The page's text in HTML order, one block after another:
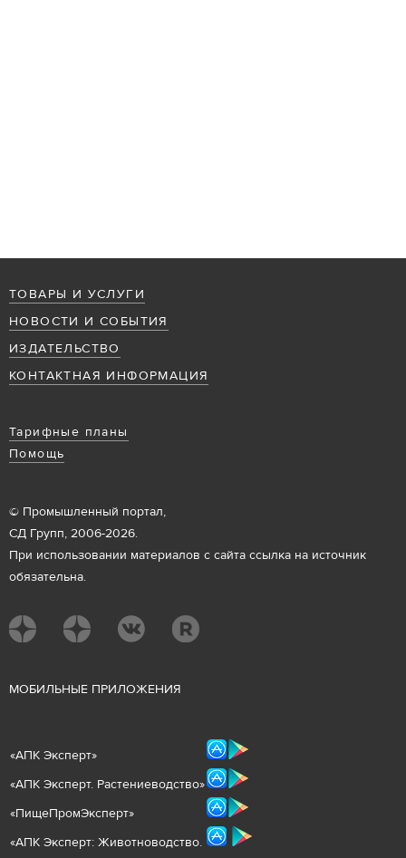
ТОВАРЫ И УСЛУГИ
НОВОСТИ И СОБЫТИЯ
ИЗДАТЕЛЬСТВО
КОНТАКТНАЯ ИНФОРМАЦИЯ
Тарифные планы
Помощь
© Промышленный портал,
СД Групп, 2006-2026.
При использовании материалов с сайта ссылка на источник
обязательна.
МОБИЛЬНЫЕ ПРИЛОЖЕНИЯ
«АПК Эксперт»
«АПК Эксперт. Растениеводство»
«ПищеПромЭксперт»
«АПК Эксперт: Животноводство.